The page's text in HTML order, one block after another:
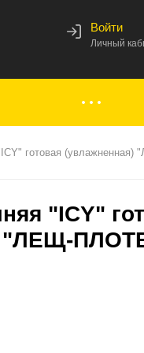
Войти
Личный
готовая
"ICY"
"ЛЕЩ-